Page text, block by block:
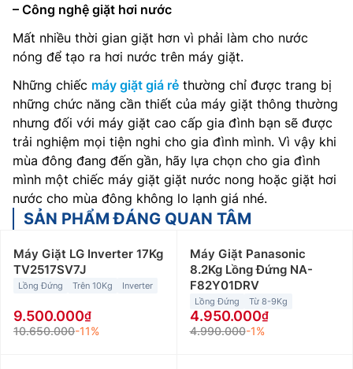
– Công nghệ giặt hơi nước
Mất nhiều thời gian giặt hơn vì phải làm cho nước
nóng để tạo ra hơi nước trên máy giặt.
Những chiếc máy giặt giá rẻ thường chỉ được trang bị
những chức năng cần thiết của máy giặt thông thường
nhưng đối với máy giặt cao cấp gia đình bạn sẽ được
trải nghiệm mọi tiện nghi cho gia đình mình. Vì vậy khi
mùa đông đang đến gần, hãy lựa chọn cho gia đình
mình một chiếc máy giặt giặt nước nong hoặc giặt hơi
nước cho mùa đông không lo lạnh giá nhé.
SẢN PHẨM ĐÁNG QUAN TÂM
Máy Giặt LG Inverter 17Kg
TV2517SV7J
Lồng Đứng Trên 10Kg Inverter
9.500.000
10.650.000-11%
Máy Giặt Panasonic
8.2Kg Lồng Đứng NA-
F82Y01DRV
Lồng Đứng Từ 8-9Kg
4.950.000
4.990.000-1%